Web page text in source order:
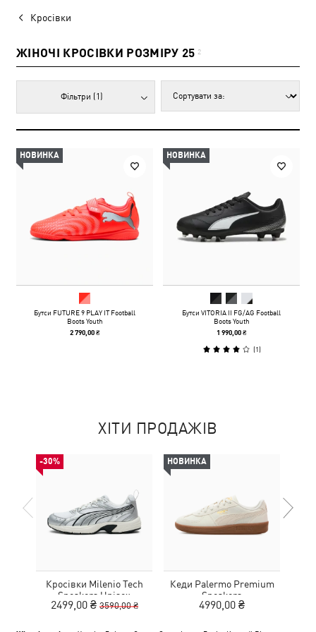
Кросівки
ЖІНОЧІ КРОСІВКИ РОЗМІРУ 25 2
Фільтри (1)
НОВИНКА
Бутси FUTURE 9 PLAY IT Football
Boots Youth
2 790,00 ₴
НОВИНКА
Бутси VITORIA II FG/AG Football
Boots Youth
1 990,00 ₴
(1)
ХІТИ ПРОДАЖІВ
-30%
Кросівки Milenio Tech
Sneakers Unisex
2499,00 ₴ 3590,00 ₴
НОВИНКА
Кеди Palermo Premium
Sneakers
4990,00 ₴